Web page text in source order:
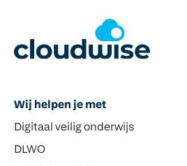
Wij helpen je met
Digitaal veilig onderwijs
DLWO